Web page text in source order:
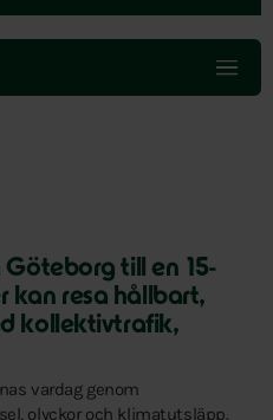
till en 15-
kan resa hållbart,
kollektivtrafik,
vardag genom
olyckor och klimatutsläpp.